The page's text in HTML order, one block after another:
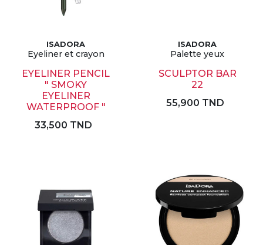
ISADORA
Eyeliner et crayon
EYELINER PENCIL
" SMOKY
EYELINER
WATERPROOF "
33,500 TND
ISADORA
Palette yeux
SCULPTOR BAR
22
55,900 TND